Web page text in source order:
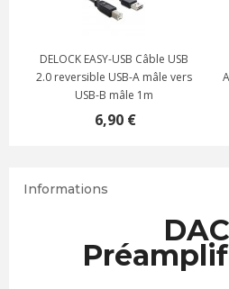
DELOCK EASY-USB Câble USB
2.0 reversible USB-A mâle vers
USB-B mâle 1m
6,90 €
Informations